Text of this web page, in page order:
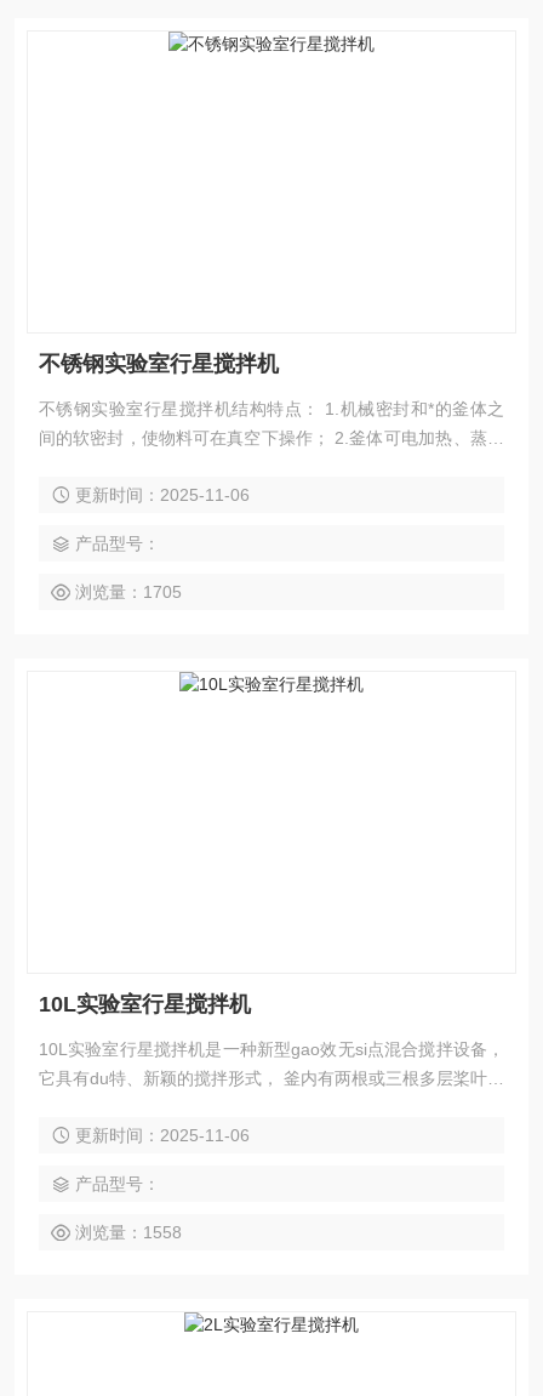
不锈钢实验室行星搅拌机
不锈钢实验室行星搅拌机结构特点： 1.机械密封和*的釜体之
间的软密封，使物料可在真空下操作； 2.釜体可电加热、蒸气
套内盘管可实现冷却；
更新时间：2025-11-06
产品型号：
浏览量：1705
10L实验室行星搅拌机
10L实验室行星搅拌机是一种新型gao效无si点混合搅拌设备，
它具有du特、新颖的搅拌形式， 釜内有两根或三根多层桨叶式
时，又以不同的转速绕自身轴线自转，使物料在釜体内做复杂
更新时间：2025-11-06
产品型号：
浏览量：1558